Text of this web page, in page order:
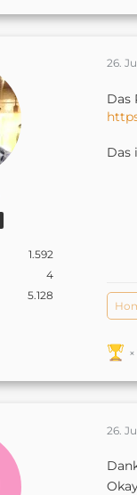
1.592
4
5.128
26.
Das
Das
26.